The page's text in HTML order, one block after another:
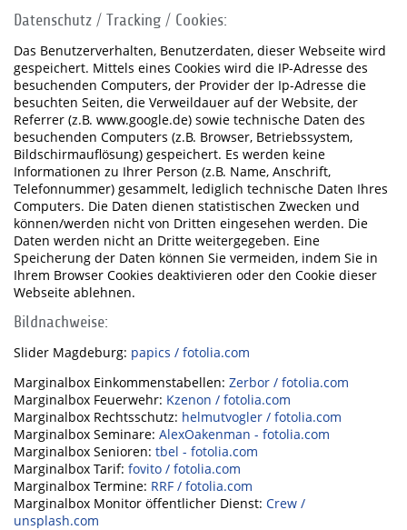
Datenschutz / Tracking / Cookies:
Das Benutzerverhalten, Benutzerdaten, dieser Webseite wird
gespeichert. Mittels eines Cookies wird die IP-Adresse des
besuchenden Computers, der Provider der Ip-Adresse die
besuchten Seiten, die Verweildauer auf der Website, der
Referrer (z.B. www.google.de) sowie technische Daten des
besuchenden Computers (z.B. Browser, Betriebssystem,
Bildschirmauflösung) gespeichert. Es werden keine
Informationen zu Ihrer Person (z.B. Name, Anschrift,
Telefonnummer) gesammelt, lediglich technische Daten Ihres
Computers. Die Daten dienen statistischen Zwecken und
können/werden nicht von Dritten eingesehen werden. Die
Daten werden nicht an Dritte weitergegeben. Eine
Speicherung der Daten können Sie vermeiden, indem Sie in
Ihrem Browser Cookies deaktivieren oder den Cookie dieser
Webseite ablehnen.
Bildnachweise:
Slider Magdeburg: papics / fotolia.com
Marginalbox Einkommenstabellen: Zerbor / fotolia.com
Marginalbox Feuerwehr: Kzenon / fotolia.com
Marginalbox Rechtsschutz: helmutvogler / fotolia.com
Marginalbox Seminare: AlexOakenman - fotolia.com
Marginalbox Senioren: tbel - fotolia.com
Marginalbox Tarif: fovito / fotolia.com
Marginalbox Termine: RRF / fotolia.com
Marginalbox Monitor öffentlicher Dienst: Crew /
unsplash.com